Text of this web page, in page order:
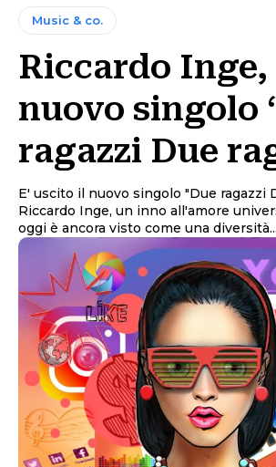
Music & co.
Riccardo
nuovo singolo
ragazzi Due
E' uscito il nuovo singolo "Due ragazzi
Riccardo Inge, un inno all'amore universale
oggi è ancora visto come una diversità...